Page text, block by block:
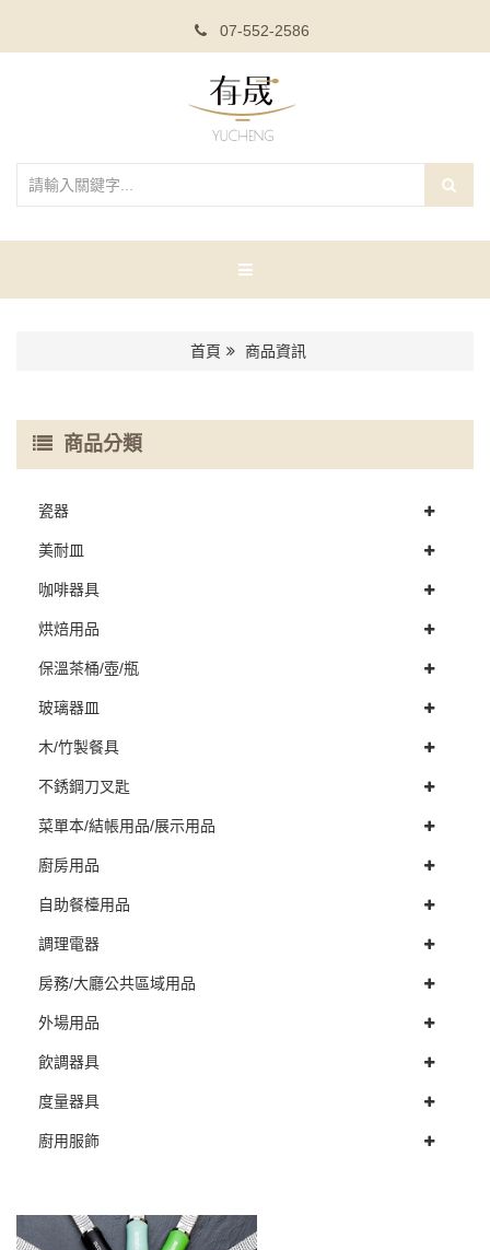
07-552-2586
首頁 商品資訊
商品分類
瓷器
美耐皿
咖啡器具
烘焙用品
保溫茶桶/壺/瓶
玻璃器皿
木/竹製餐具
不銹鋼刀叉匙
菜單本/結帳用品/展示用品
廚房用品
自助餐檯用品
調理電器
房務/大廳公共區域用品
外場用品
飲調器具
度量器具
廚用服飾